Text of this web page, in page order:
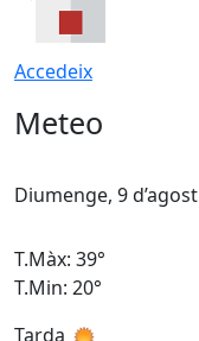
Accedeix
Meteo
Diumenge, 9 d’agost
T.Màx: 39°
T.Min: 20°
Tarda